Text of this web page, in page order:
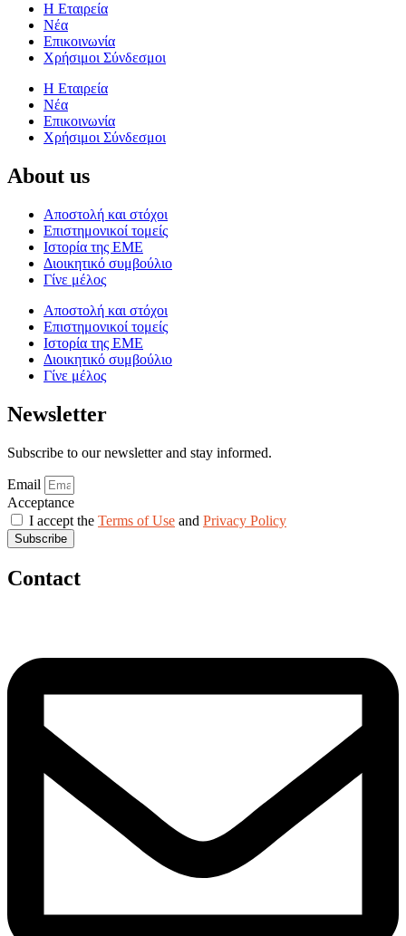
Η Εταιρεία
Νέα
Επικοινωνία
Χρήσιμοι Σύνδεσμοι
Η Εταιρεία
Νέα
Επικοινωνία
Χρήσιμοι Σύνδεσμοι
About us
Αποστολή και στόχοι
Επιστημονικοί τομείς
Ιστορία της ΕΜΕ
Διοικητικό συμβούλιο
Γίνε μέλος
Αποστολή και στόχοι
Επιστημονικοί τομείς
Ιστορία της ΕΜΕ
Διοικητικό συμβούλιο
Γίνε μέλος
Newsletter
Subscribe to our newsletter and stay informed.
Email
Acceptance
I accept the Terms of Use and Privacy Policy
Subscribe
Contact